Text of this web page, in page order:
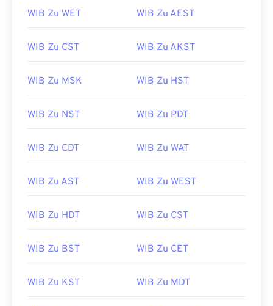
WIB Zu WET WIB Zu AEST
WIB Zu CST WIB Zu AKST
WIB Zu MSK WIB Zu HST
WIB Zu NST WIB Zu PDT
WIB Zu CDT WIB Zu WAT
WIB Zu AST WIB Zu WEST
WIB Zu HDT WIB Zu CST
WIB Zu BST WIB Zu CET
WIB Zu KST WIB Zu MDT